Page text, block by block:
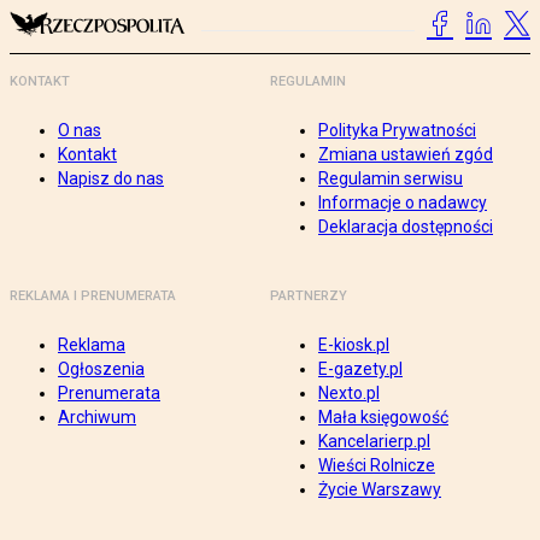
KONTAKT
O nas
Kontakt
Napisz do nas
REGULAMIN
Polityka Prywatności
Zmiana ustawień zgód
Regulamin serwisu
Informacje o nadawcy
Deklaracja dostępności
REKLAMA I PRENUMERATA
Reklama
Ogłoszenia
Prenumerata
Archiwum
PARTNERZY
E-kiosk.pl
E-gazety.pl
Nexto.pl
Mała księgowość
Kancelarierp.pl
Wieści Rolnicze
Życie Warszawy